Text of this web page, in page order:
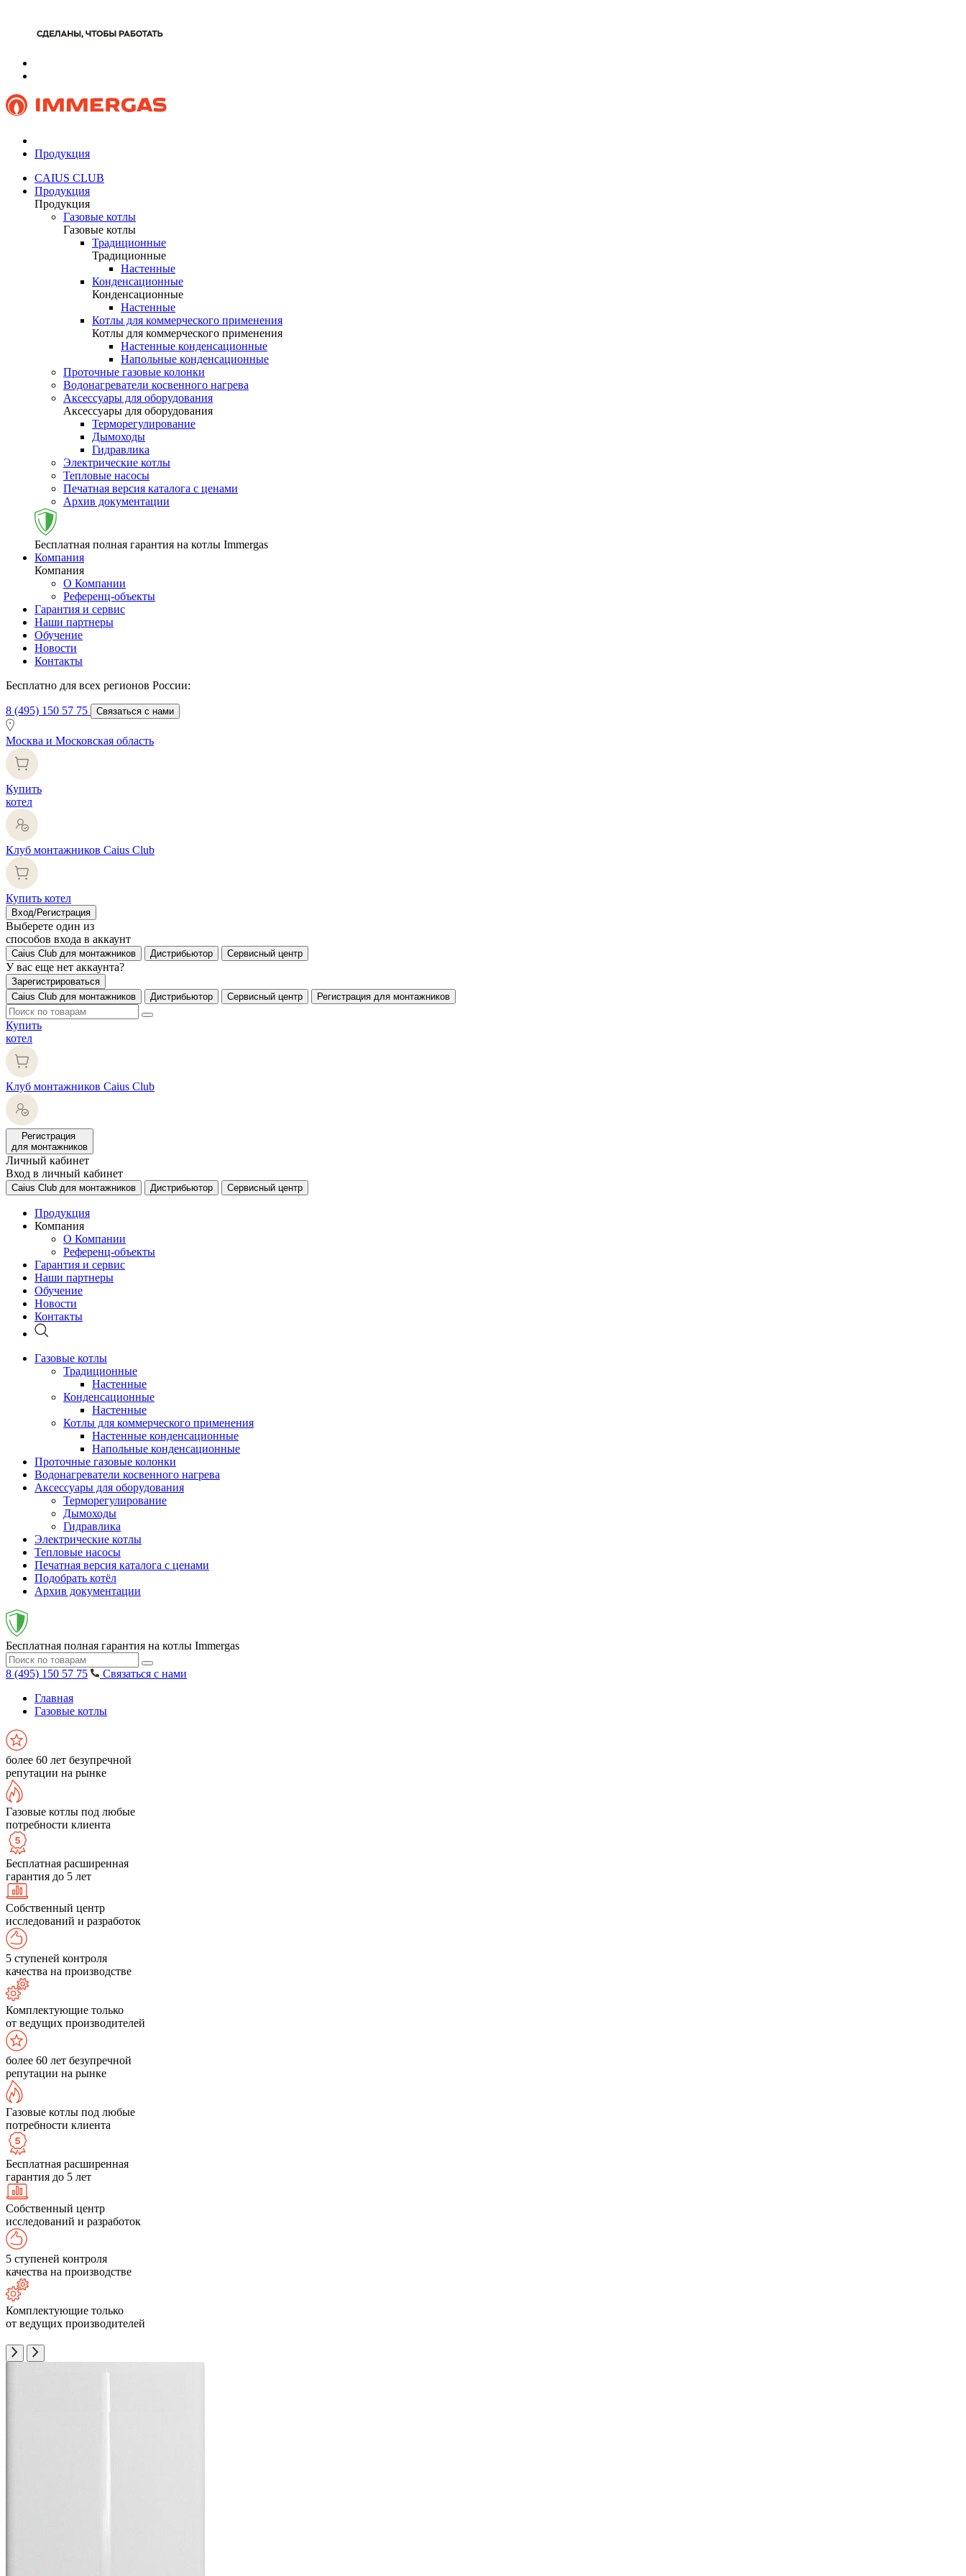
Продукция
CAIUS CLUB
Продукция
Продукция
Газовые котлы
Газовые котлы
Традиционные
Традиционные
Настенные
Конденсационные
Конденсационные
Настенные
Котлы для коммерческого применения
Котлы для коммерческого применения
Настенные конденсационные
Напольные конденсационные
Проточные газовые колонки
Водонагреватели косвенного нагрева
Аксессуары для оборудования
Аксессуары для оборудования
Терморегулирование
Дымоходы
Гидравлика
Электрические котлы
Тепловые насосы
Печатная версия каталога с ценами
Архив документации
Бесплатная полная гарантия на котлы Immergas
Компания
Компания
О Компании
Референц-объекты
Гарантия и сервис
Наши партнеры
Обучение
Новости
Контакты
Бесплатно для всех регионов России:
8 (495) 150 57 75 Связаться с нами
Москва и Московская область
Купить
котел
Клуб монтажников Caius Club
Купить котел
Вход/Регистрация
Выберете один из
способов входа в аккаунт
Caius Club для монтажников Дистрибьютор Сервисный центр
У вас еще нет аккаунта?
Зарегистрироваться
Caius Club для монтажников
Дистрибьютор Сервисный центр Регистрация для монтажников
Купить
котел
Клуб монтажников Caius Club
Регистрация
для монтажников
Личный кабинет
Вход в личный кабинет
Caius Club для монтажников Дистрибьютор Сервисный центр
Продукция
Компания
О Компании
Референц-объекты
Гарантия и сервис
Наши партнеры
Обучение
Новости
Контакты
Газовые котлы
Традиционные
Настенные
Конденсационные
Настенные
Котлы для коммерческого применения
Настенные конденсационные
Напольные конденсационные
Проточные газовые колонки
Водонагреватели косвенного нагрева
Аксессуары для оборудования
Терморегулирование
Дымоходы
Гидравлика
Электрические котлы
Тепловые насосы
Печатная версия каталога с ценами
Подобрать котёл
Архив документации
Бесплатная полная гарантия на котлы Immergas
8 (495) 150 57 75
Связаться с нами
Главная
Газовые котлы
более 60 лет безупречной
репутации на рынке
Газовые котлы под любые
потребности клиента
Бесплатная расширенная
гарантия до 5 лет
Собственный центр
исследований и разработок
5 ступеней контроля
качества на производстве
Комплектующие только
от ведущих производителей
более 60 лет безупречной
репутации на рынке
Газовые котлы под любые
потребности клиента
Бесплатная расширенная
гарантия до 5 лет
Собственный центр
исследований и разработок
5 ступеней контроля
качества на производстве
Комплектующие только
от ведущих производителей